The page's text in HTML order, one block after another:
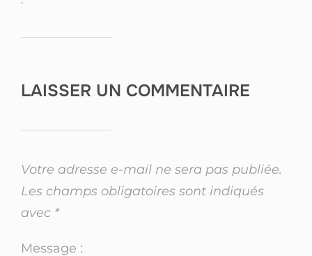
LAISSER UN COMMENTAIRE
Votre adresse e-mail ne sera pas publiée.
Les champs obligatoires sont indiqués
avec *
Message :